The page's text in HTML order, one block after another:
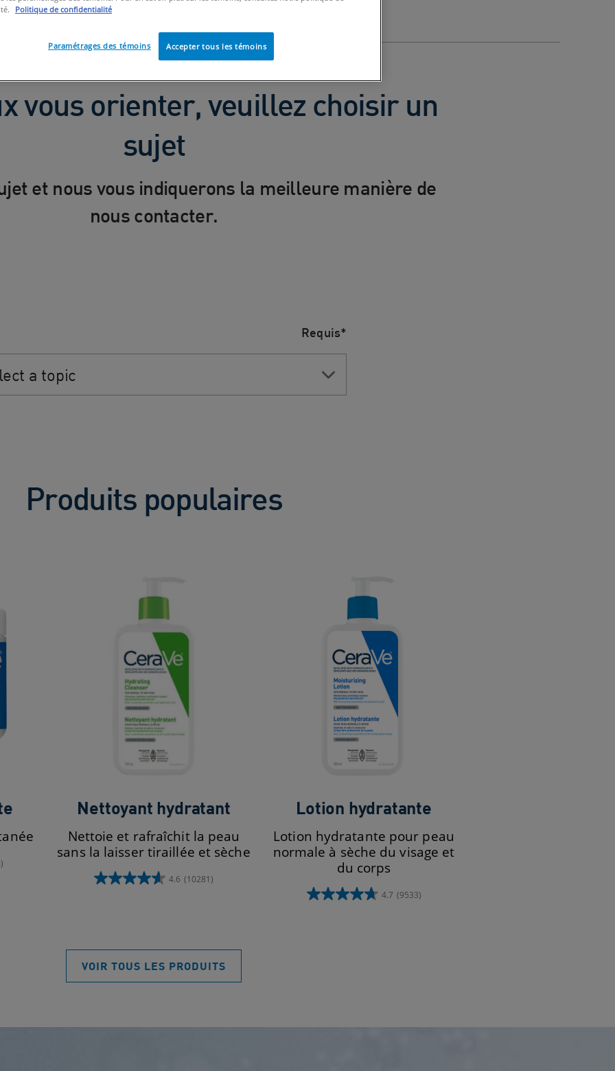
vous orienter, veuillez choisir un
sujet
et nous vous indiquerons la meilleure manière de
nous contacter.
Requis*
Produits populaires
Nettoyant hydratant
Nettoie et rafraîchit la peau
sans la laisser tiraillée et sèche
4.6 (10281)
4.6
10281
évaluations
Lotion hydratante
Lotion hydratante pour peau
normale à sèche du visage et
du corps
4.7 (9533)
4.7
VOIR TOUS LES PRODUITS
Politique de confidentialité
Paramétrages des témoins Accepter tous les témoins